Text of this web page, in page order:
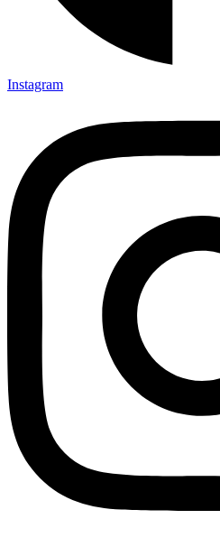
Instagram